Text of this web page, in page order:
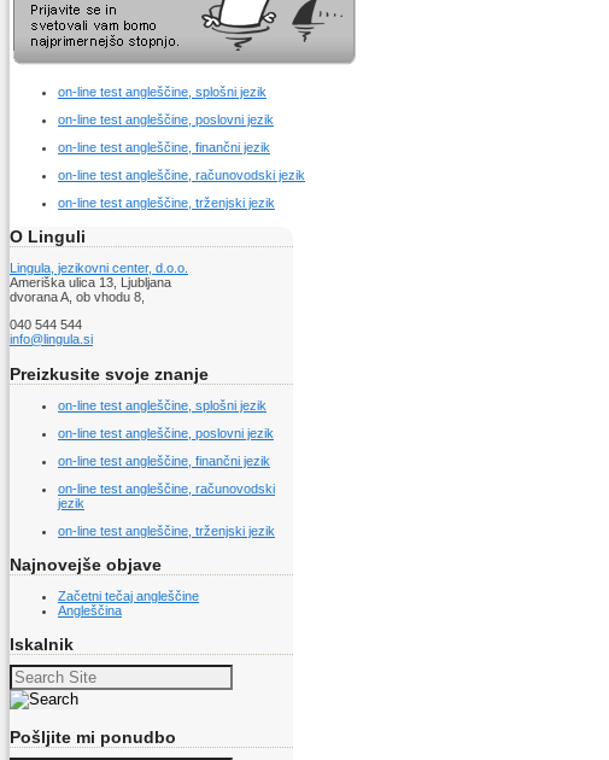
on-line test angleščine, splošni jezik
on-line test angleščine, poslovni jezik
on-line test angleščine, finančni jezik
on-line test angleščine, računovodski jezik
on-line test angleščine, trženjski jezik
O Linguli
Lingula, jezikovni center, d.o.o.
Ameriška ulica 13, Ljubljana
dvorana A, ob vhodu 8,
040 544 544
info@lingula.si
Preizkusite svoje znanje
on-line test angleščine, splošni jezik
on-line test angleščine, poslovni jezik
on-line test angleščine, finančni jezik
on-line test angleščine, računovodski
jezik
on-line test angleščine, trženjski jezik
Najnovejše objave
Začetni tečaj angleščine
Angleščina
Iskalnik
Search
for:
Pošljite mi ponudbo